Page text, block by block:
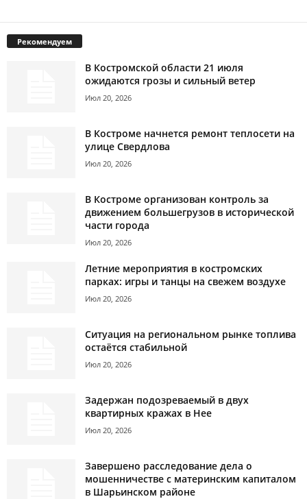
Рекомендуем
В Костромской области 21 июля
ожидаются грозы и сильный ветер
Июл 20, 2026
В Костроме начнется ремонт теплосети на
улице Свердлова
Июл 20, 2026
В Костроме организован контроль за
движением большегрузов в исторической
части города
Июл 20, 2026
Летние мероприятия в костромских
парках: игры и танцы на свежем воздухе
Июл 20, 2026
Ситуация на региональном рынке топлива
остаётся стабильной
Июл 20, 2026
Задержан подозреваемый в двух
квартирных кражах в Нее
Июл 20, 2026
Завершено расследование дела о
мошенничестве с материнским капиталом
в Шарьинском районе